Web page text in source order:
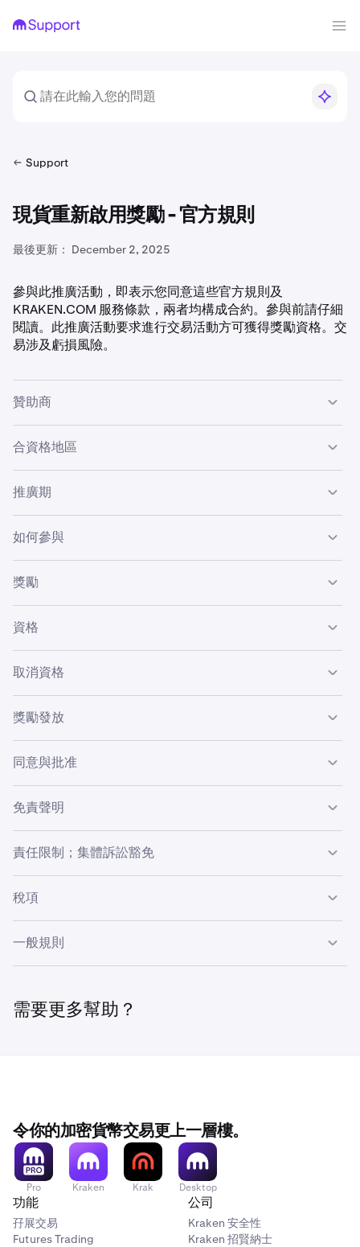
Support
現貨重新啟用獎勵 - 官方規則
最後更新： December 2, 2025
參與此推廣活動，即表示您同意這些官方規則及
KRAKEN.COM 服務條款，兩者均構成合約。參與前請仔細
閱讀。此推廣活動要求進行交易活動方可獲得獎勵資格。交
易涉及虧損風險。
贊助商
此推廣活動（“推廣活動”）由 Payward, Inc.（又稱
Kraken，“贊助商”或“Kraken”）贊助。
合資格地區
此推廣活動開放予居住在所有符合 Spot 資格地區的合資格
Kraken Spot 客戶，英國及任何其他限制交易獎勵或
Kraken 不營運的司法管轄區除外。
推廣期
此推廣活動於 2025年12月1日開始，並於 2025年12月31
日結束（“推廣期”）。Kraken 可隨時修改、暫停或終止此
推廣活動。
如何參與
若要符合此推廣活動的資格，您必須：
A. 持有 Kraken Pro 帳戶；
B. 達到您所在司法管轄區 Spot 交易所需的所有 KYC 驗證
級別；
動”）：
1
2
$50,000
3
$100,000
每位參與者在推廣期內最多可獲得四 (4)
每位參與者每個里程碑限獲一份獎勵。
獎勵
完成合資格里程碑的合資格參與者將會收到等同於上述金額
的 BTC，並存入其 Kraken 帳戶。
每位用戶最高獎勵支付總額 = 價值 $3,600 的 BTC。
獎勵將在確認符合這些規則後的 30 天內發放。
換為等值或更高價值的獎勵。
資格
如果您在參與時及推廣期內符合以下條件，即為合資格：
• 居住在合資格地區；
• 維持一個已驗證的 Kraken Pro 帳戶；
• 同意 Kraken.com 服務條款；
取消資格
Kraken 可取消以下參與者的資格：
• 違反這些規則或 Kraken 的服務條款；
• 提供不準確的帳戶資訊；
• 從事欺詐、濫用、操縱或有害行為；
動。
獎勵發放
獎勵將在符合資格後的 30 天內自動發放。
如果帳戶在發放時已關閉、暫停或不符合資格，Kraken 可
扣留或取消獎勵。
同意與批准
參與即表示您同意 Kraken 使用與此推廣活動相關提交或收
集的數據，包括為行政管理、合規和法律目的向第三方披
露。
https://kraken.com/legal/privacy
免責聲明
Kraken 對於技術問題、服務中斷、服務故障或超出其合理
控制範圍的事件概不負責，包括自然災害、戰爭、勞資糾紛
或政府行動等不可抗力情況。
責任限制；集體訴訟豁免
參與此推廣活動，即表示您同意免除 Kraken 及其附屬公
司、子公司、高級職員、董事、員工、代理人及代表（統稱
“Kraken 相關方”）因您參與此推廣活動或任何獎勵而產生
或與之相關的任何損害、傷害、死亡、損失、索賠、訴訟、
在法律允許的最大範圍內：
（如有），不得超過25.00 美元，且不得判給或追回律
師費。
您不得獲得懲罰性、附帶性、間接性、特殊性或倍數損
害賠償，或利潤損失。
稅項
參與者須全權負責因收取任何獎勵而產生之任何稅項或關
稅。
一般規則
如因誠信、安全、法律或營運原因有需要，Kraken 可取消
或暫停本推廣活動。
需要更多幫助？
令你的加密貨幣交易更上一層樓。
Pro Kraken Krak Desktop
功能
孖展交易
Futures Trading
公司
Kraken 安全性
Kraken 招賢納士